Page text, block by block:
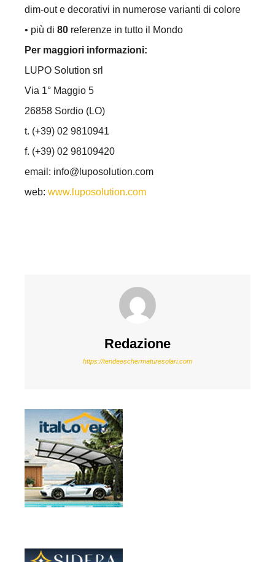
dim-out e decorativi in numerose varianti di colore
• più di 80 referenze in tutto il Mondo
Per maggiori informazioni:
LUPO Solution srl
Via 1° Maggio 5
26858 Sordio (LO)
t. (+39) 02 9810941
f. (+39) 02 98109420
email: info@luposolution.com
web: www.luposolution.com
Redazione
https://tendeeschermaturesolari.com